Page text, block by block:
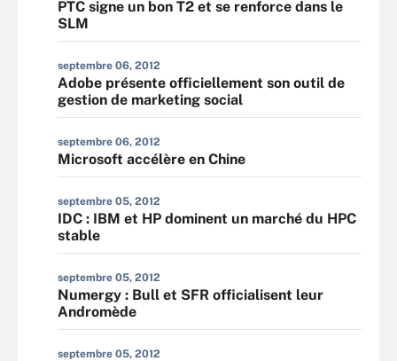
PTC signe un bon T2 et se renforce dans le
SLM
septembre 06, 2012
Adobe présente officiellement son outil de
gestion de marketing social
septembre 06, 2012
Microsoft accélère en Chine
septembre 05, 2012
IDC : IBM et HP dominent un marché du HPC
stable
septembre 05, 2012
Numergy : Bull et SFR officialisent leur
Andromède
septembre 05, 2012